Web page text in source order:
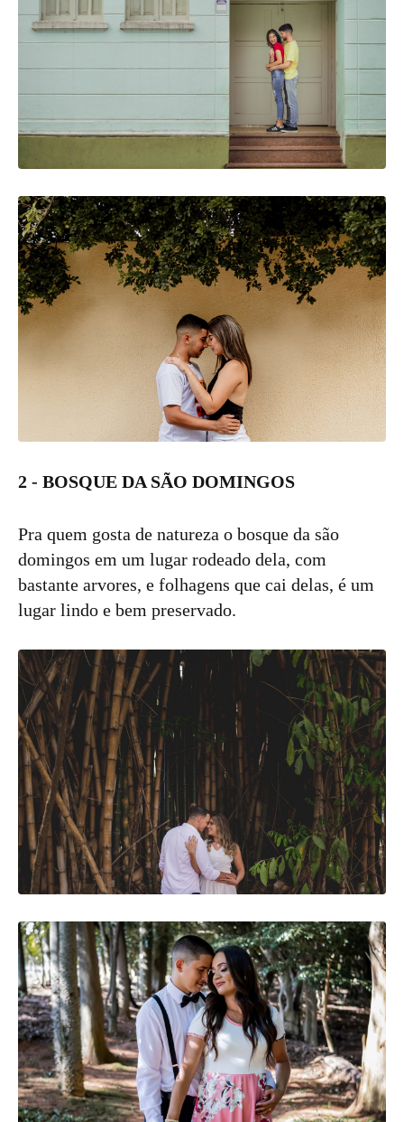
2 - BOSQUE DA SÃO DOMINGOS
Pra quem gosta de natureza o bosque da são
domingos em um lugar rodeado dela, com
bastante arvores, e folhagens que cai delas, é um
lugar lindo e bem preservado.